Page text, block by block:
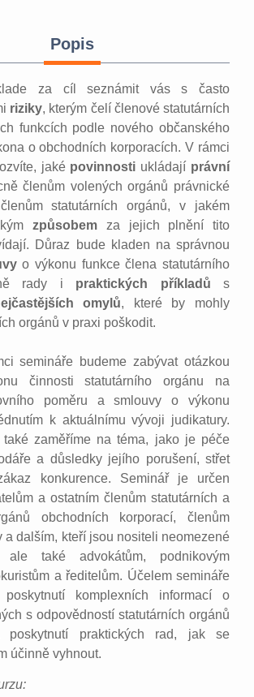
Popis
za cíl seznámit vás s často
riziky, kterým čelí členové statutárních
funkcích podle nového občanského
o obchodních korporacích. V rámci
jaké povinnosti ukládají právní
členům volených orgánů právnické
statutárních orgánů, v jakém
způsobem za jejich plnění tito
Důraz bude kladen na správnou
o výkonu funkce člena statutárního
rady i praktických příkladů s
omylů, které by mohly
orgánů v praxi poškodit.
semináře budeme zabývat otázkou
činnosti statutárního orgánu na
poměru a smlouvy o výkonu
k aktuálnímu vývoji judikatury.
také zaměříme na téma, jako je péče
a důsledky jejího porušení, střet
konkurence. Seminář je určen
a ostatním členům statutárních a
obchodních korporací, členům
a dalším, kteří jsou nositeli neomezené
ale také advokátům, podnikovým
a ředitelům. Účelem semináře
komplexních informací o
s odpovědností statutárních orgánů
poskytnutí praktických rad, jak se
účinně vyhnout.